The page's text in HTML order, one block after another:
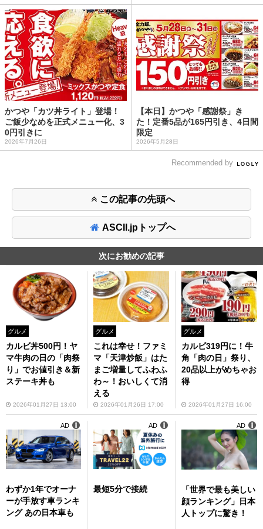
かつや「カツ丼ライト」登場！
ご飯少なめを正式メニュー化、3
0円引きに
2026年7月26日
【本日】かつや「感謝祭」き
た！定番5品が165円引き、4日間
限定
2026年5月28日
Recommended by
この記事の先頭へ
ASCII.jpトップへ
次にお勧めの記事
グルメ
カルビ丼500円！ヤ
マ牛肉の日の「肉祭
り」でお値引き＆新
ステーキ丼も
2026年01月27日 13:00
グルメ
これは幸せ！ファミ
マ「天津炒飯」はた
まご増量してふわふ
わ～！おいしくて消
える
2026年01月26日 17:00
グルメ
カルビ319円に！牛
角「肉の日」祭り、
20品以上がめちゃお
得
2026年01月27日 16:00
わずか1年でオーナ
ーが手放す車ランキ
ング あの日本車も
AD
最短5分で接続
AD
「世界で最も美しい
顔ランキング」日本
人トップに驚き！
AD